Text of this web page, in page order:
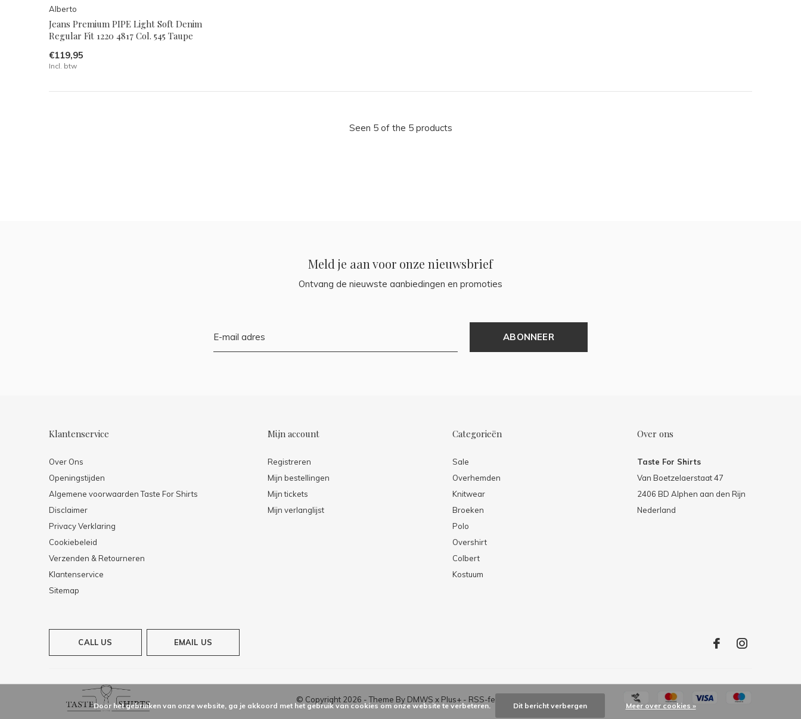
Alberto
Jeans Premium PIPE Light Soft Denim
Regular Fit 1220 4817 Col. 545 Taupe
€119,95
Incl. btw
Seen 5 of the 5 products
Meld je aan voor onze nieuwsbrief
Ontvang de nieuwste aanbiedingen en promoties
ABONNEER
Klantenservice
Over Ons
Openingstijden
Algemene voorwaarden Taste For Shirts
Disclaimer
Privacy Verklaring
Cookiebeleid
Verzenden & Retourneren
Klantenservice
Sitemap
Mijn account
Registreren
Mijn bestellingen
Mijn tickets
Mijn verlanglijst
Categorieën
Sale
Overhemden
Knitwear
Broeken
Polo
Overshirt
Colbert
Kostuum
Over ons
Taste For Shirts
Van Boetzelaerstaat 47
2406 BD Alphen aan den Rijn
Nederland
CALL US EMAIL US
© Copyright 2026 - Theme By DMWS x Plus+ - RSS-feed
Door het gebruiken van onze website, ga je akkoord met het gebruik van cookies om onze website te verbeteren. Dit bericht verbergen Meer over cookies »